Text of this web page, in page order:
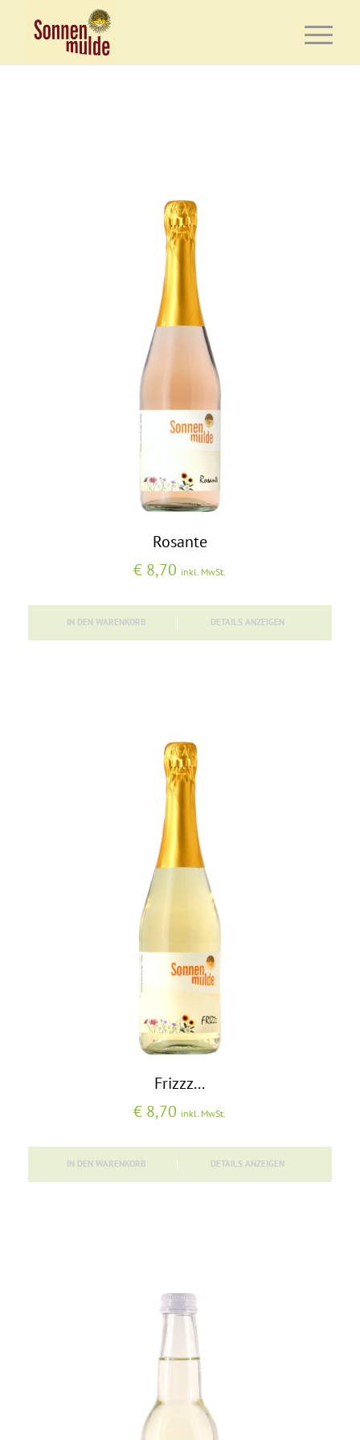
Rosante
€ 8,70 inkl. MwSt.
IN DEN WARENKORB DETAILS ANZEIGEN
Frizzz...
€ 8,70 inkl. MwSt.
IN DEN WARENKORB DETAILS ANZEIGEN